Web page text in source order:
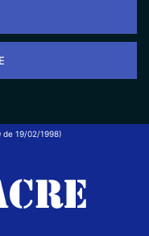
19/02/1998)